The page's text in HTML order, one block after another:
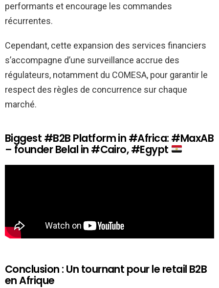
performants et encourage les commandes
récurrentes.
Cependant, cette expansion des services financiers
s’accompagne d’une surveillance accrue des
régulateurs, notamment du COMESA, pour garantir le
respect des règles de concurrence sur chaque
marché.
Biggest #B2B Platform in #Africa: #MaxAB
– founder Belal in #Cairo, #Egypt
Conclusion : Un tournant pour le retail B2B
en Afrique